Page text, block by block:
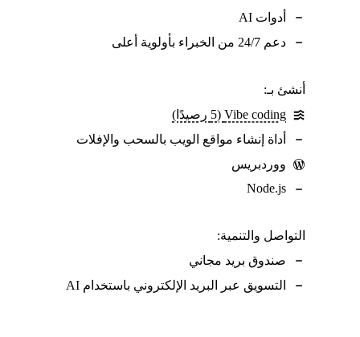
أدوات AI
دعم 24/7 من الخبراء بأولوية أعلى
أنشئ بـ:
Vibe coding ‏(5 رصيدًا)
أداة إنشاء مواقع الويب بالسحب والإفلات
ووردبريس
Node.js
التواصل والتنمية:
صندوق بريد مجاني
التسويق عبر البريد الإلكتروني باستخدام AI